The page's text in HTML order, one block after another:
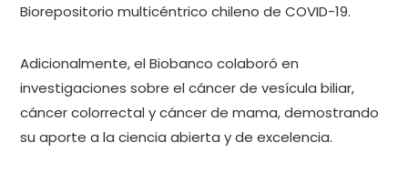
Biorepositorio multicéntrico chileno de COVID-19.
Adicionalmente, el Biobanco colaboró en
investigaciones sobre el cáncer de vesícula biliar,
cáncer colorrectal y cáncer de mama, demostrando
su aporte a la ciencia abierta y de excelencia.